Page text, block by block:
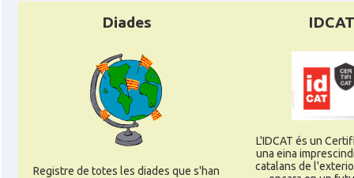
Consolat general a Dusseldorf
Consolat Consolat general a Frankfurt am
Consolat general a Hamburg
Consolat Consolat general a Munich
Diades
Registre de totes les diades que s'han
IDCAT
L'IDCAT és un
una eina
catalans de